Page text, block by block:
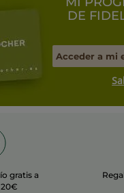
DE
Acceder a mi
gratis a